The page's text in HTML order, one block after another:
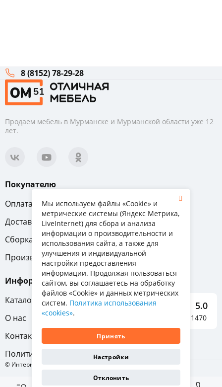
8 (8152) 78-29-28
Продаем мебель в Мурманске и Мурманской области уже 12
лет.
Покупателю
Оплата
Вопрос-ответ
Доставка
Обмен и возврат
Сборка
Гарантия
Производители
Информация
Каталог мебели
О нас
Контакты
Политика конфиденциальности
5.0
Отзывы о нас 1470
© Интернет-магазин «Отличная мебель», 2011-2026
Мы используем файлы «Cookie» и
метрические системы (Яндекс Метрика,
LiveInternet) для сбора и анализа
информации о производительности и
использования сайта, а также для
улучшения и индивидуальной
настройки предоставления
информации. Продолжая пользоваться
сайтом, вы соглашаетесь на обработку
файлов «Cookie» и данных метрических
систем. Политика использования
«cookies».
Принять
Настройки
Отклонить